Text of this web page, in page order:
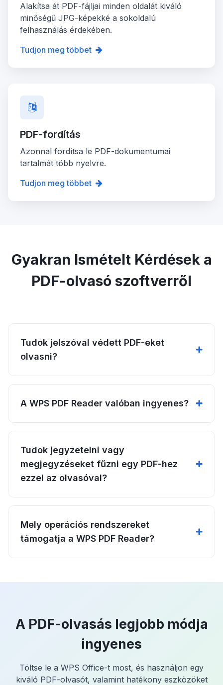
Alakítsa át PDF-fájljai minden oldalát kiváló
minőségű JPG-képekké a sokoldalú
felhasználás érdekében.
Tudjon meg többet
PDF-fordítás
Azonnal fordítsa le PDF-dokumentumai
tartalmát több nyelvre.
Tudjon meg többet
Gyakran Ismételt Kérdések a
PDF-olvasó szoftverről
Tudok jelszóval védett PDF-eket
olvasni?
A WPS PDF Reader valóban ingyenes?
Tudok jegyzetelni vagy
megjegyzéseket fűzni egy PDF-hez
ezzel az olvasóval?
Mely operációs rendszereket
támogatja a WPS PDF Reader?
A PDF-olvasás legjobb módja
ingyenes
Töltse le a WPS Office-t most, és használjon egy
kiváló PDF-olvasót, valamint hatékony eszközöket